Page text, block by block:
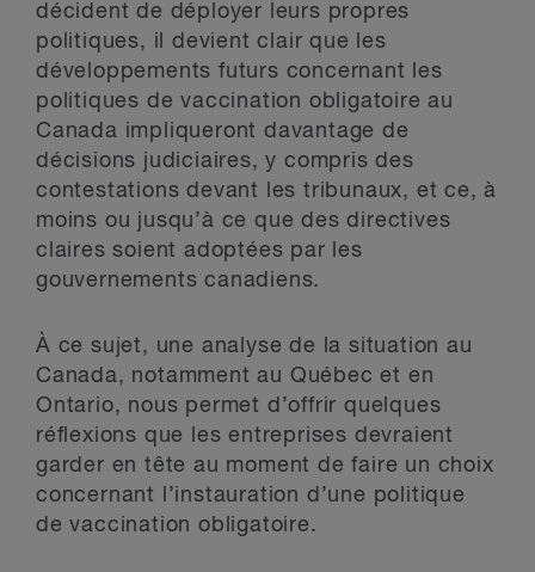
décident de déployer leurs propres
politiques, il devient clair que les
développements futurs concernant les
politiques de vaccination obligatoire au
Canada impliqueront davantage de
décisions judiciaires, y compris des
contestations devant les tribunaux, et ce, à
moins ou jusqu’à ce que des directives
claires soient adoptées par les
gouvernements canadiens.
À ce sujet, une analyse de la situation au
Canada, notamment au Québec et en
Ontario, nous permet d’offrir quelques
réflexions que les entreprises devraient
garder en tête au moment de faire un choix
concernant l’instauration d’une politique
de vaccination obligatoire.